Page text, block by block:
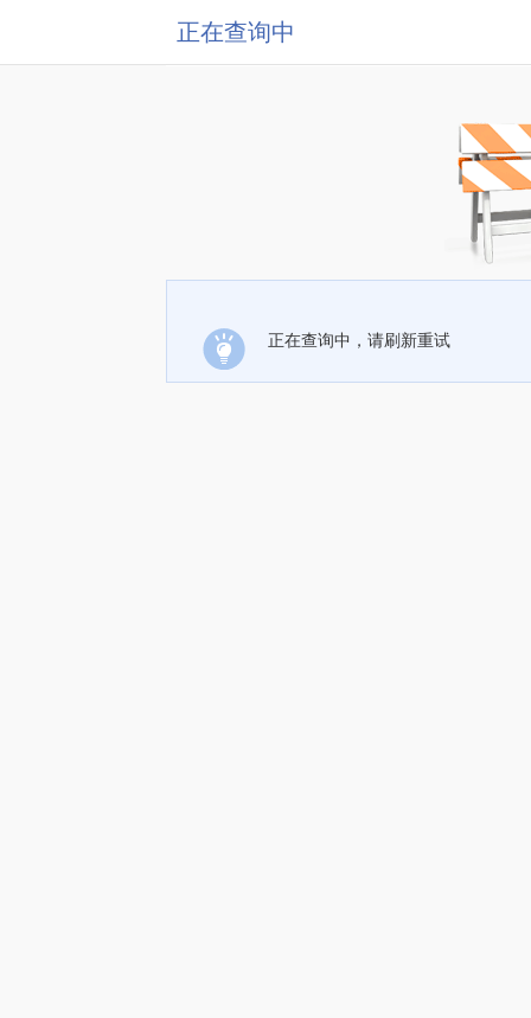
正在查询中
正在查询中，请刷新重试